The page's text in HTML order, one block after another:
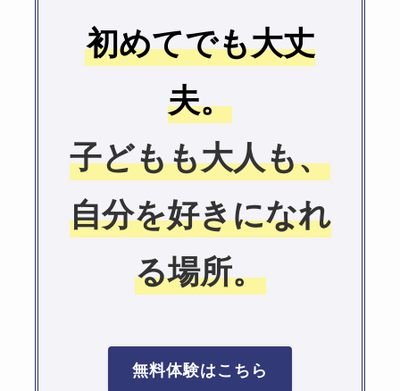
初めてでも大丈
夫。
子どもも大人も、
自分を好きになれ
る場所。
無料体験はこちら